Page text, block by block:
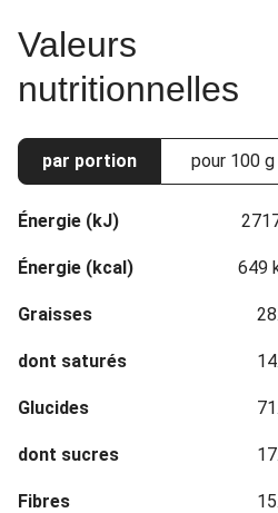
Valeurs
nutritionnelles
par portion pour 100 g
Énergie (kJ)
Énergie (kcal) 649
Graisses
dont saturés
Glucides
dont sucres
Fibres